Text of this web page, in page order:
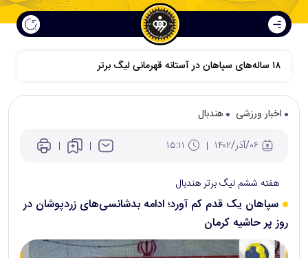
اخبار ورزشی
هندبال
هفته ششم لیگ برتر هندبال
سپاهان یک قدم کم آورد؛ ادامه بدشانسی‌های زردپوشان در
روز پر حاشیه کرمان